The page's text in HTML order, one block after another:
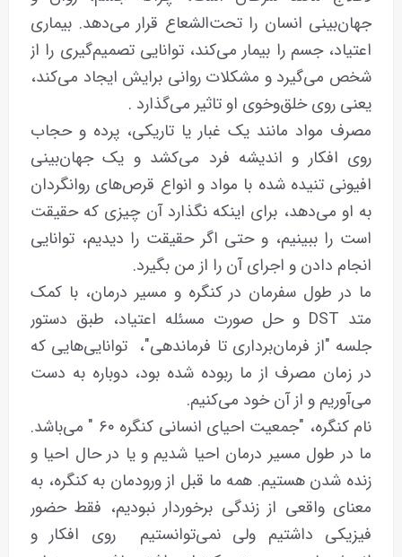
جهان‌بینی انسان را تحت‌الشعاع قرار می‌دهد. بیماری
اعتیاد، جسم را بیمار می‌کند، توانایی تصمیم‌گیری را از
شخص می‌گیرد و مشکلات روانی برایش ایجاد می‌کند،
یعنی روی خلق‌وخوی او تاثیر می‌گذارد .
مصرف مواد مانند یک غبار یا تاریکی، پرده و حجاب
روی افکار و اندیشه فرد می‌کشد و یک جهان‌بینی
افیونی تنیده شده با مواد و انواع قرص‌های روانگردان
به او می‌دهد، برای اینکه نگذارد آن چیزی که حقیقت
است را ببینیم، و حتی اگر حقیقت را دیدیم، توانایی
انجام دادن و اجرای آن را از من بگیرد.
ما در طول سفرمان در کنگره و مسیر درمان، با کمک
متد DST و حل صورت مسئله اعتیاد، طبق دستور
جلسه "از فرمان‌برداری تا فرماندهی"، توانایی‌هایی که
در زمان مصرف از ما ربوده شده بود، دوباره به دست
می‌آوریم و از آن خود می‌کنیم.
نام کنگره، "جمعیت احیای انسانی کنگره ۶۰ " می‌باشد.
ما در طول مسیر درمان احیا شدیم و یا در حال احیا و
زنده شدن هستیم. همه ما قبل از ورودمان به کنگره، به
معنای واقعی از زندگی برخوردار نبودیم، فقط حضور
فیزیکی داشتیم ولی نمی‌توانستیم روی افکار و